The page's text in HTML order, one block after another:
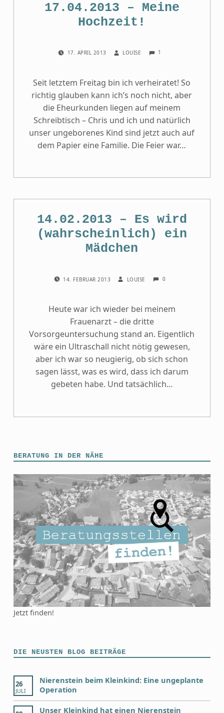
17.04.2013 – Meine
Hochzeit!
17. APRIL 2013 LOUISE 1
Seit letztem Freitag bin ich verheiratet! So
richtig glauben kann ich’s noch nicht, aber
die Eheurkunden liegen auf meinem
Schreibtisch – Chris und ich und natürlich
unser ungeborenes Kind sind jetzt auch auf
dem Papier eine Familie. Die Feier war…
14.02.2013 – Es wird
(wahrscheinlich) ein
Mädchen
14. FEBRUAR 2013 LOUISE 0
Heute war ich wieder bei meinem
Frauenarzt – die dritte
Vorsorgeuntersuchung stand an. Eigentlich
wäre ein Ultraschall nicht nötig gewesen,
aber ich war so neugierig, ob sich schon
sagen lässt, was es wird, dass ich darum
gebeten habe. Und tatsächlich…
BERATUNG IN DER NÄHE
Jetzt finden!
DIE NEUSTEN BLOG BEITRÄGE
26
JULI
Nierenstein beim Kleinkind: Eine ungeplante
Operation
Unser Kleinkind hat einen Nierenstein